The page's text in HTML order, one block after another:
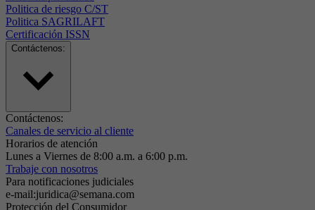
Politica de riesgo C/ST
Politica SAGRILAFT
Certificación ISSN
Contáctenos:
Contáctenos:
Canales de servicio al cliente
Horarios de atención
Lunes a Viernes de 8:00 a.m. a 6:00 p.m.
Trabaje con nosotros
Para notificaciones judiciales
e-mail:juridica@semana.com
Protección del Consumidor